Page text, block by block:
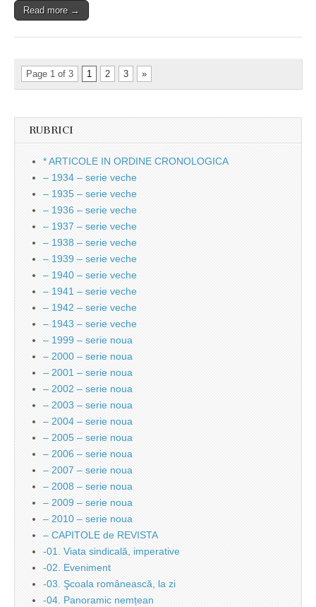
Read more →
Page 1 of 3 1 2 3 »
RUBRICI
* ARTICOLE IN ORDINE CRONOLOGICA
– 1934 – serie veche
– 1935 – serie veche
– 1936 – serie veche
– 1937 – serie veche
– 1938 – serie veche
– 1939 – serie veche
– 1940 – serie veche
– 1941 – serie veche
– 1942 – serie veche
– 1943 – serie veche
– 1999 – serie noua
– 2000 – serie noua
– 2001 – serie noua
– 2002 – serie noua
– 2003 – serie noua
– 2004 – serie noua
– 2005 – serie noua
– 2006 – serie noua
– 2007 – serie noua
– 2008 – serie noua
– 2009 – serie noua
– 2010 – serie noua
– CAPITOLE de REVISTA
-01. Viata sindicală, imperative
-02. Eveniment
-03. Şcoala românească, la zi
-04. Panoramic nemțean